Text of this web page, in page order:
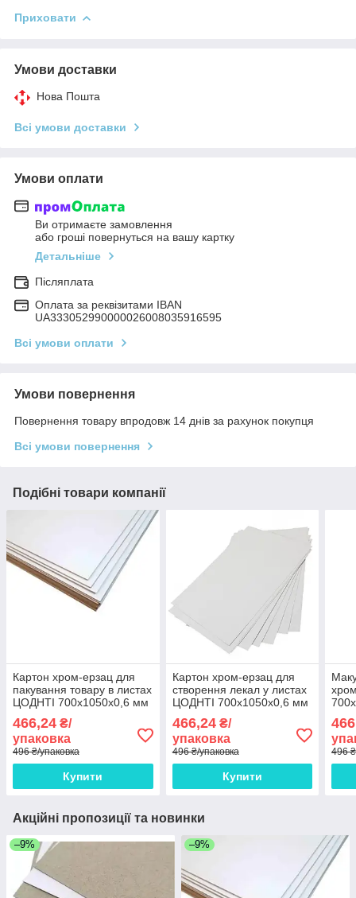
Приховати
Умови доставки
Нова Пошта
Всі умови доставки
Умови оплати
Ви отримаєте замовлення
або гроші повернуться на вашу картку
Детальніше
Післяплата
Оплата за реквізитами IBAN
UA333052990000026008035916595
Всі умови оплати
Умови повернення
Повернення товару впродовж 14 днів за рахунок покупця
Всі умови повернення
Подібні товари компанії
Картон хром-ерзац для
пакування товару в листах
ЦОДНТІ 700x1050x0,6 мм
листів
466,24 ₴/
упаковка
496 ₴/упаковка
Купити
Картон хром-ерзац для
створення лекал у листах
ЦОДНТІ 700x1050x0,6 мм
листів
466,24₴/
упаковка
496 ₴/упаковка
Купити
496
Акційні пропозиції та новинки
–9% –9%